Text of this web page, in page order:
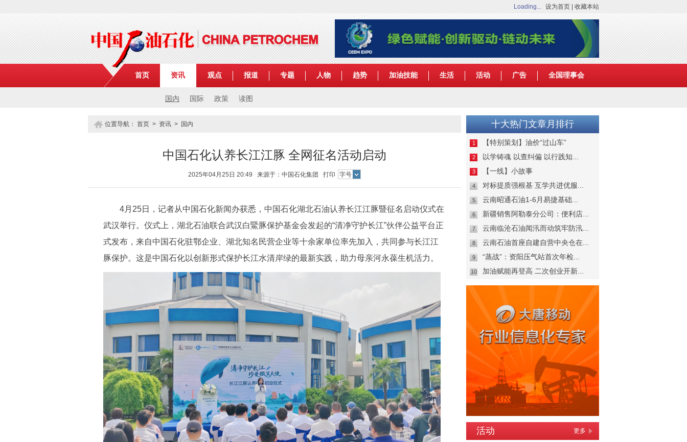
Loading... 设为首页 收藏本站
首页 资讯
国内 国际 政策 读图
观点 报道 专题 人物 趋势 加油技能 生活 活动 广告 全国理事会
位置导航： 首页 > 资讯 > 国内
中国石化认养长江江豚 全网征名活动启动
2025年04月25日 20:49 来源于：中国石化集团 打印 字号
4月25日，记者从中国石化新闻办获悉，中国石化湖北石油认养长江江豚暨征名启动仪式在
武汉举行。仪式上，湖北石油联合武汉白鱀豚保护基金会发起的“清净守护长江”伙伴公益平台正
式发布，来自中国石化驻鄂企业、湖北知名民营企业等十余家单位率先加入，共同参与长江江
豚保护。这是中国石化以创新形式保护长江水清岸绿的最新实践，助力母亲河永葆生机活力。
十大热门文章月排行
1 【特别策划】油价“过山车”
2 以学铸魂 以查纠偏 以行践知...
3 【一线】小故事
4 对标提质强根基 互学共进优服...
5 云南昭通石油1-6月易捷基础...
6 新疆销售阿勒泰分公司：便利店...
7 云南临沧石油闻汛而动筑牢防汛...
8 云南石油首座自建自营中央仓在...
9 “蒸战”：资阳压气站首次年检...
10 加油赋能再登高 二次创业开新...
活动 更多